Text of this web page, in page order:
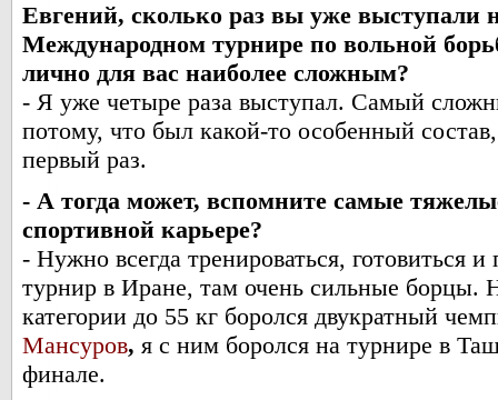
Евгений, сколько раз вы уже выступали
Международном турнире по вольной
лично для вас наиболее сложным?
- Я уже четыре раза выступал. Самый
потому, что был какой-то особенный
первый раз.
- А тогда может, вспомните самые
спортивной карьере?
- Нужно всегда тренироваться, готовиться
турнир в Иране, там очень сильные борцы.
категории до 55 кг боролся двукратный
Мансуров, я с ним боролся на турнире в
финале.